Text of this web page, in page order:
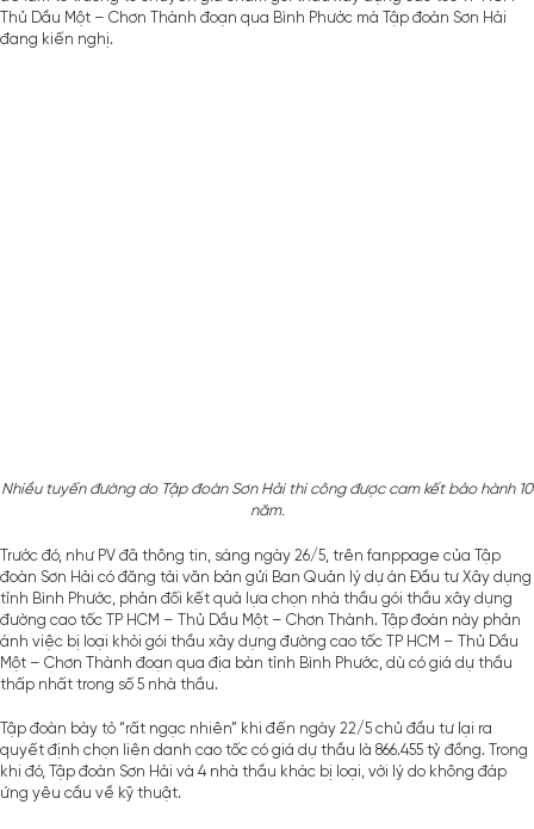
Thủ Dầu Một – Chơn Thành đoạn qua Bình Phước mà Tập đoàn Sơn Hải
đang kiến nghị.
Nhiều tuyến đường do Tập đoàn Sơn Hải thi công được cam kết bảo hành 10
năm.
Trước đó, như PV đã thông tin, sáng ngày 26/5, trên fanppage của Tập
đoàn Sơn Hải có đăng tải văn bản gửi Ban Quản lý dự án Đầu tư Xây dựng
tỉnh Bình Phước, phản đối kết quả lựa chọn nhà thầu gói thầu xây dựng
đường cao tốc TP HCM – Thủ Dầu Một – Chơn Thành. Tập đoàn này phản
ánh việc bị loại khỏi gói thầu xây dựng đường cao tốc TP HCM – Thủ Dầu
Một – Chơn Thành đoạn qua địa bàn tỉnh Bình Phước, dù có giá dự thầu
thấp nhất trong số 5 nhà thầu.
Tập đoàn bày tỏ “rất ngạc nhiên” khi đến ngày 22/5 chủ đầu tư lại ra
quyết định chọn liên danh cao tốc có giá dự thầu là 866.455 tỷ đồng. Trong
khi đó, Tập đoàn Sơn Hải và 4 nhà thầu khác bị loại, với lý do không đáp
ứng yêu cầu về kỹ thuật.